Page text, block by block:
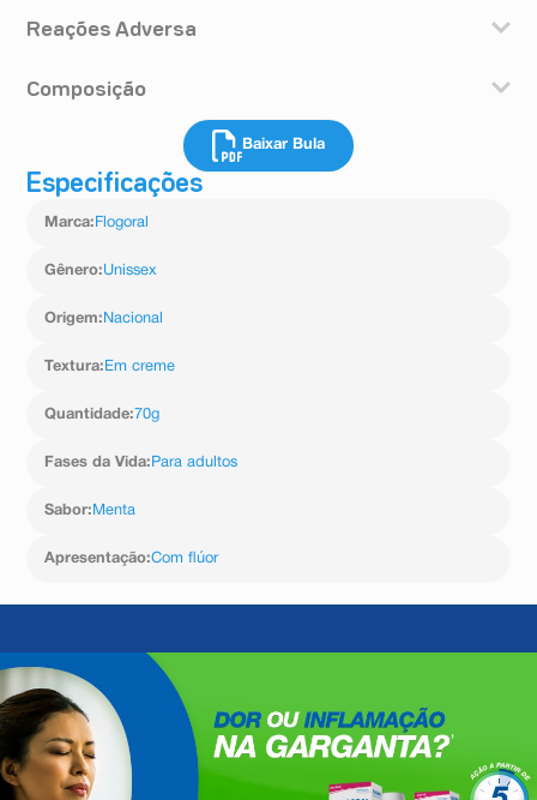
15 ml de colutório puro (até a marca indicada na tampa
de 10 bochechos.
Siga corretamente o modo de usar. Em caso de dúvidas
sobre este medicamento, procure orientação do
farmacêutico. Não desaparecendo os sintomas,
procure orientação de seu médico ou cirurgiãodentista.
Reações Adversa
urticária, fotossensibilidade e broncoespasmo, muito
Informe ao seu médico, cirurgião-dentista ou
farmacêutico o aparecimento de reações indesejáveis
pelo uso do medicamento. Informe também à empresa
através do seu serviço de atendimento.
Composição
Cada ml de Flogoral colutório sabor menta contém:
cloridrato de benzidamina
1,5 mg
(equivalente a 1,34 mg de benzidamina).
metilparabeno, polissorbato 20, sacarina sódica
Grau alcoólico: 7,7%
Baixar Bula
Especificações
Marca: Flogoral
Gênero:Unissex
Origem: Nacional
Textura: Em creme
Quantidade:70g
Fases da Vida: Para adultos
Sabor: Menta
Apresentação:Com flúor